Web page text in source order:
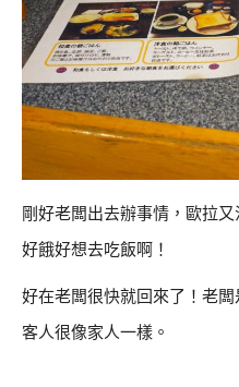
剛好老闆出去辦事情，歐拉
好餓好想去吃飯啊！
好在老闆很快就回來了！老
客人很像家人一樣。